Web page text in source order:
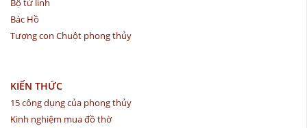
Bác Hồ
Tượng con Chuột phong thủy
KIẾN THỨC
15 công dụng của phong thủy
Kinh nghiệm mua đồ thờ